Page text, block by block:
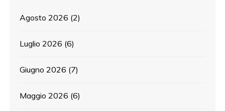
Agosto 2026 (2)
Luglio 2026 (6)
Giugno 2026 (7)
Maggio 2026 (6)